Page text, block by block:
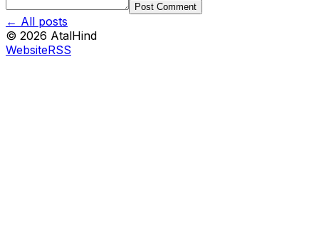
Post Comment
← All posts
© 2026 AtalHind
WebsiteRSS